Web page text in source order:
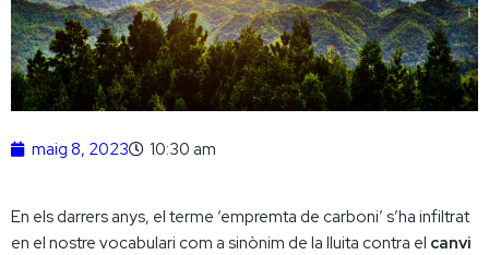
maig 8, 2023 10:30 am
En els darrers anys, el terme ‘empremta de carboni’ s’ha infiltrat
en el nostre vocabulari com a sinònim de la lluita contra el canvi